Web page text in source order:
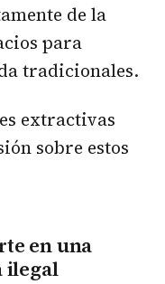
de la
para
tradicionales.
extractivas
sobre estos
en una
ilegal